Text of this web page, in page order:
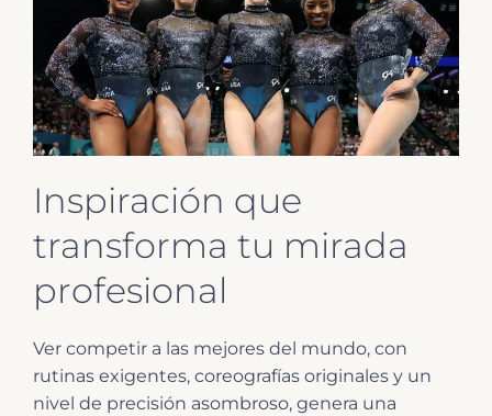
Inspiración que
transforma tu mirada
profesional
Ver competir a las mejores del mundo, con
rutinas exigentes, coreografías originales y un
nivel de precisión asombroso, genera una